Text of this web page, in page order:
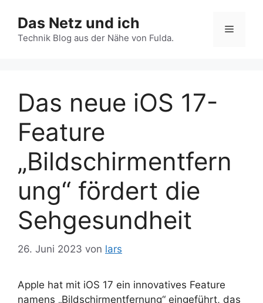
Inhalt
springen
Das Netz und ich
Technik Blog aus der Nähe von Fulda.
Menü
Das neue iOS 17-
Feature
„Bildschirmentfern
ung“ fördert die
Sehgesundheit
26. Juni 2023 von lars
Apple hat mit iOS 17 ein innovatives Feature
namens „Bildschirmentfernung“ eingeführt, das